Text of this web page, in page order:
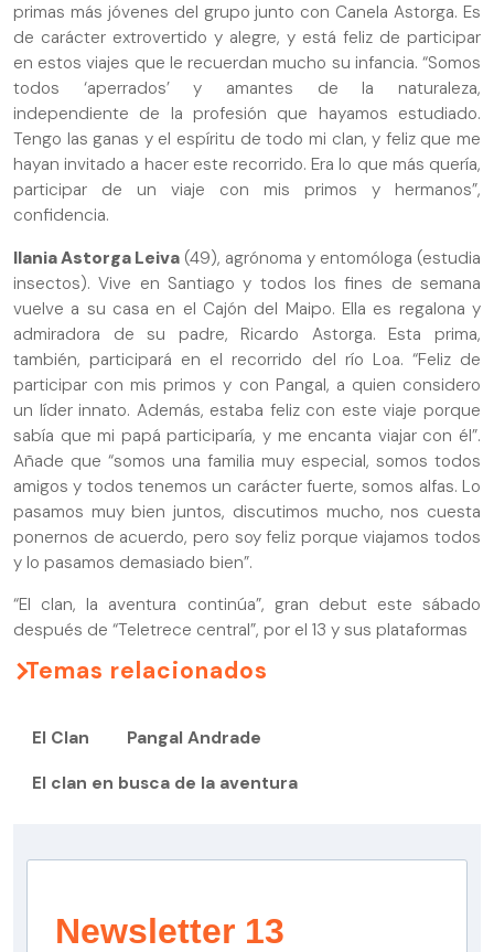
primas más jóvenes del grupo junto con Canela Astorga. Es
de carácter extrovertido y alegre, y está feliz de participar
en estos viajes que le recuerdan mucho su infancia. “Somos
todos ‘aperrados’ y amantes de la naturaleza,
independiente de la profesión que hayamos estudiado.
Tengo las ganas y el espíritu de todo mi clan, y feliz que me
hayan invitado a hacer este recorrido. Era lo que más quería,
participar de un viaje con mis primos y hermanos”,
confidencia.
Ilania Astorga Leiva (49), agrónoma y entomóloga (estudia
insectos). Vive en Santiago y todos los fines de semana
vuelve a su casa en el Cajón del Maipo. Ella es regalona y
admiradora de su padre, Ricardo Astorga. Esta prima,
también, participará en el recorrido del río Loa. “Feliz de
participar con mis primos y con Pangal, a quien considero
un líder innato. Además, estaba feliz con este viaje porque
sabía que mi papá participaría, y me encanta viajar con él”.
Añade que “somos una familia muy especial, somos todos
amigos y todos tenemos un carácter fuerte, somos alfas. Lo
pasamos muy bien juntos, discutimos mucho, nos cuesta
ponernos de acuerdo, pero soy feliz porque viajamos todos
y lo pasamos demasiado bien”.
“El clan, la aventura continúa”, gran debut este sábado
después de “Teletrece central”, por el 13 y sus plataformas
Temas relacionados
El Clan Pangal Andrade
El clan en busca de la aventura
Newsletter 13